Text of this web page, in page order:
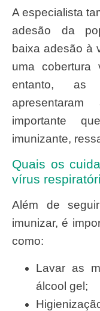
A especialista também comentou sobre a baixa
adesão da
baixa adesão à
uma cobertura
entanto, as
importante
imunizante,
Quais os
vírus
Além de seguir o calendário vacinal e se
imunizar, é
como:
Lavar as
álcool gel;